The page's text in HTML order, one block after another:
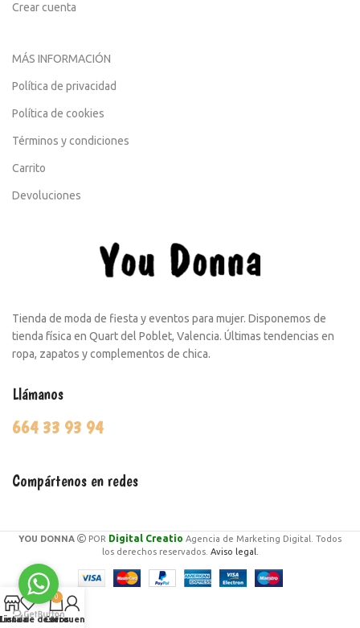
Crear cuenta
MÁS INFORMACIÓN
Política de privacidad
Política de cookies
Términos y condiciones
Carrito
Devoluciones
Tienda de moda de fiesta y eventos para mujer. Disponemos de
tienda física en Quart del Poblet, Valencia. Últimas tendencias en
ropa, zapatos y complementos de chica.
Llámanos
664 33 93 94
Compártenos en redes
YOU DONNA POR Digital Creatio Agencia de Marketing Digital. Todos
los derechos reservados. Aviso legal.
Lista de deseos
0
Carro
Mi cuenta